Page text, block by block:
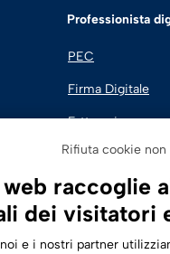
Professionista
PEC
Firma Digitale
Fatturazione
Sicurezza Digitale
Cloud
Rifiuta cookie
raccoglie
dei visitatori
e i nostri partner